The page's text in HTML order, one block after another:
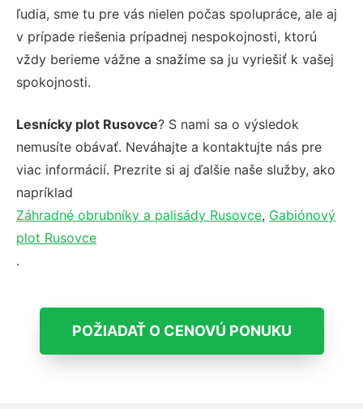
ľudia, sme tu pre vás nielen počas spolupráce, ale aj
v prípade riešenia prípadnej nespokojnosti, ktorú
vždy berieme vážne a snažíme sa ju vyriešiť k vašej
spokojnosti.
Lesnícky plot Rusovce? S nami sa o výsledok
nemusíte obávať. Neváhajte a kontaktujte nás pre
viac informácií. Prezrite si aj ďalšie naše služby, ako
napríklad
Záhradné obrubníky a palisády Rusovce, Gabiónový
plot Rusovce
.
POŽIADAŤ O CENOVÚ PONUKU